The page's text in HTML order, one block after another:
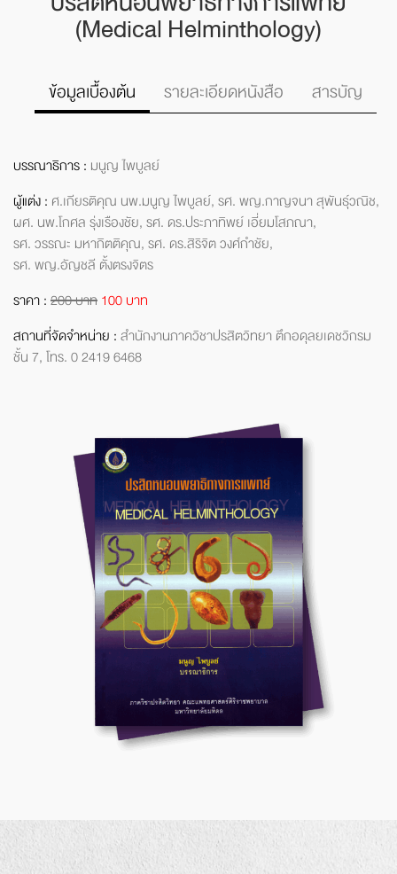
(Medical Helminthology)
ข้อมูลเบื้องต้น รายละเอียดหนังสือ สารบัญ
บรรณาธิการ : มนูญ ไพบูลย์
ผู้แต่ง : ศ.เกียรติคุณ นพ.มนูญ ไพบูลย์,รศ. พญ.กาญจนา สุพันธุ์วณิช,
ผศ. นพ.โกศล รุ่งเรืองชัย,รศ. ดร.ประภาทิพย์ เอี่ยมโสภณา,
รศ. วรรณะ มหากิตติคุณ,รศ. ดร.สิริจิต วงศ์กำชัย,
รศ. พญ.อัญชลี ตั้งตรงจิตร
ราคา :200 บาท100 บาท
สถานที่จัดจำหน่าย :สำนักงานภาควิชาปรสิตวิทยาตึกอดุลยเดชวิกรม
ชั้น 7,โทร. 0 2419 6468